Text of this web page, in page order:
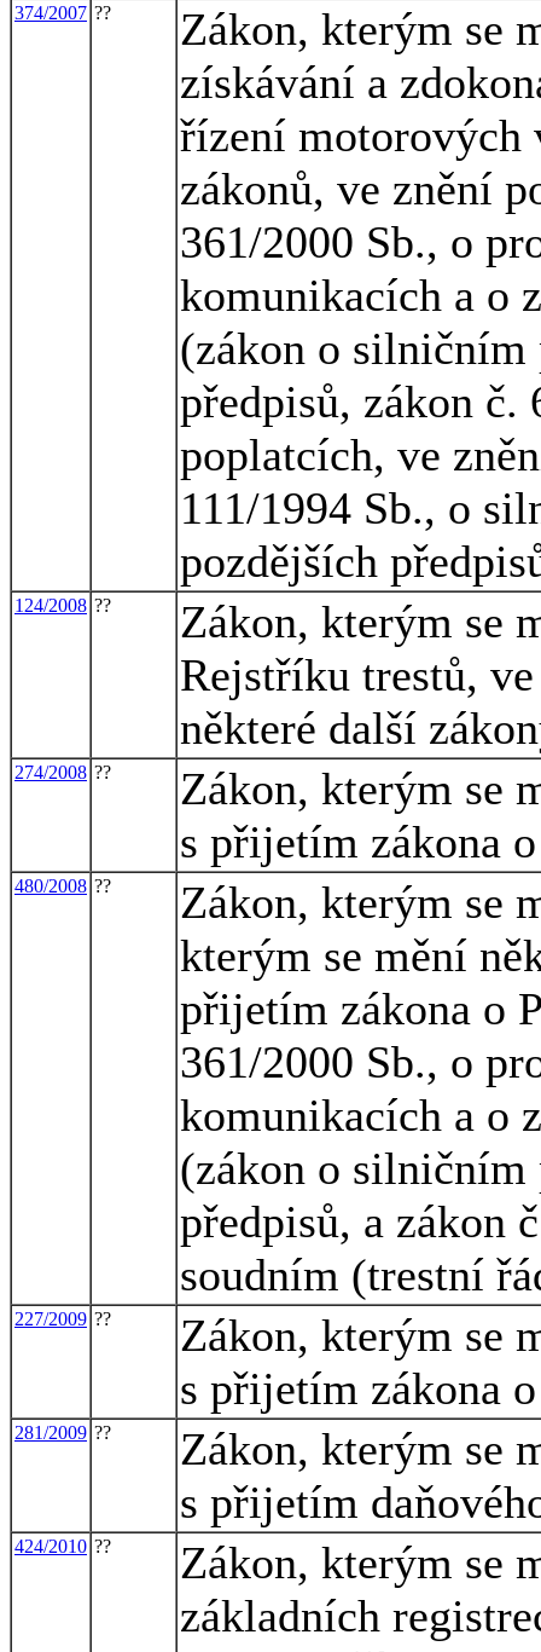
374/2007 ??
Zákon, kterým se
získávání a
řízení motorových
zákonů, ve znění
361/2000 Sb., o
komunikacích a o
(zákon o silničním
předpisů, zákon č.
poplatcích, ve
111/1994 Sb., o
pozdějších
124/2008 ??
Zákon, kterým se
Rejstříku trestů,
některé další
274/2008 ??
Zákon, kterým se
s přijetím zákona
480/2008 ??
Zákon, kterým se
kterým se mění
přijetím zákona o
361/2000 Sb., o
komunikacích a o
(zákon o silničním
předpisů, a zákon
soudním (trestní
227/2009 ??
Zákon, kterým se
s přijetím zákona
281/2009 ??
Zákon, kterým se
s přijetím
424/2010 ??
Zákon, kterým se
základních